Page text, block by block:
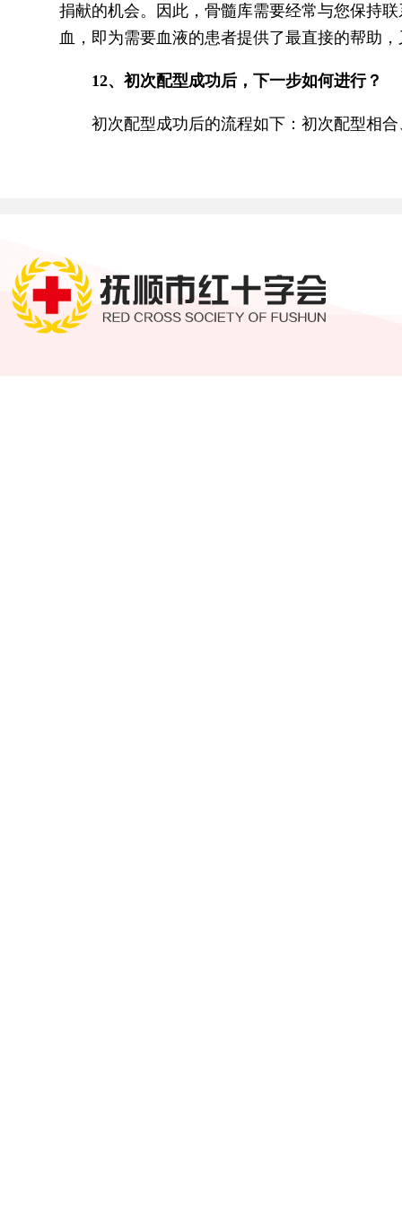
捐献的机会。因此，骨髓库需要经常与您保持
血，即为需要血液的患者提供了最直接的帮助
12、初次配型成功后，下一步如何进行？
初次配型成功后的流程如下：初次配型相合